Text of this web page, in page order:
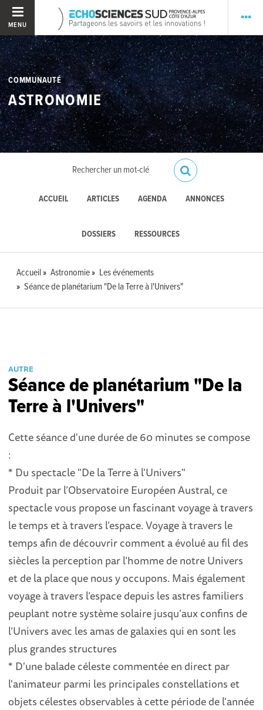
MENU
COMMUNAUTÉ
ASTRONOMIE
ACCUEIL ARTICLES AGENDA ANNONCES
DOSSIERS RESSOURCES
Accueil Astronomie
Les événements
Séance de planétarium "De la Terre à l'Univers"
AUTRE
Séance de planétarium "De la
Terre à l'Univers"
Cette séance d'une durée de 60 minutes se compose
:
* Du spectacle "De la Terre à l'Univers"
Produit par l’Observatoire Européen Austral, ce
spectacle vous propose un fascinant voyage à travers
le temps et à travers l’espace. Voyage à travers le
temps afin de découvrir comment a évolué au fil des
siècles la perception par l’homme de notre Univers
et de la place que nous y occupons. Mais également
voyage à travers l’espace depuis les astres familiers
peuplant notre système solaire jusqu’aux confins de
l’Univers avec les amas de galaxies qui en sont les
plus grandes structures
* D'une balade céleste commentée en direct par
l'animateur parmi les principales constellations et
objets célestes observables à cette période de l'année